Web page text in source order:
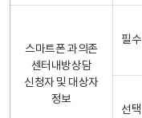
스마트폰 과의존
센터내방상담
신청자 및 대상자
정보
필수
선택